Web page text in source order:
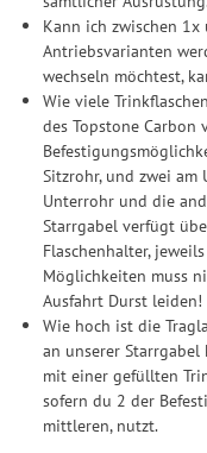
Kann ich zwischen 1x
Antriebsvarianten
wechseln möchtest,
Wie viele
des Topstone Carbon
Sitzrohr, und zwei
Unterrohr und die
Starrgabel verfügt
Flaschenhalter,
Möglichkeiten muss
Ausfahrt Durst leiden!
Wie hoch ist die
an unserer
mit einer gefüllten
sofern du 2 der
mittleren, nutzt.